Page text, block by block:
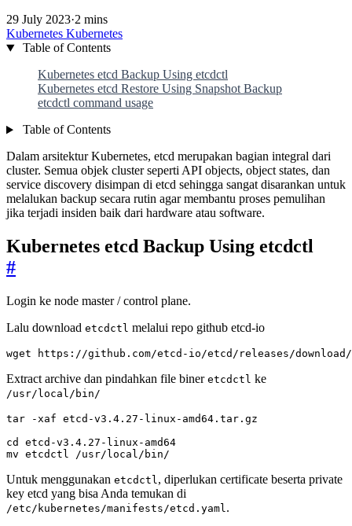
29 July 2023·2 mins
Kubernetes Kubernetes
Table of Contents
Kubernetes etcd Backup Using etcdctl
Kubernetes etcd Restore Using Snapshot Backup
etcdctl command usage
Table of Contents
Dalam arsitektur Kubernetes, etcd merupakan bagian integral dari
cluster. Semua objek cluster seperti API objects, object states, dan
service discovery disimpan di etcd sehingga sangat disarankan untuk
melalukan backup secara rutin agar membantu proses pemulihan
jika terjadi insiden baik dari hardware atau software.
Kubernetes etcd Backup Using etcdctl
#
Login ke node master / control plane.
Lalu download etcdctl melalui repo github etcd-io
wget https://github.com/etcd-io/etcd/releases/
Extract archive dan pindahkan file biner etcdctl ke
/usr/local/bin/
cd
mv etcdctl /usr/local/bin/
Untuk menggunakan etcdctl, diperlukan certificate beserta private
key etcd yang bisa Anda temukan di
/etc/kubernetes/manifests/etcd.yaml.